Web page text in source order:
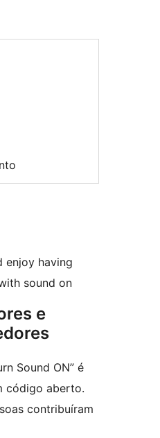
enjoy having
sound on
e
Sound ON” é
código aberto.
contribuíram